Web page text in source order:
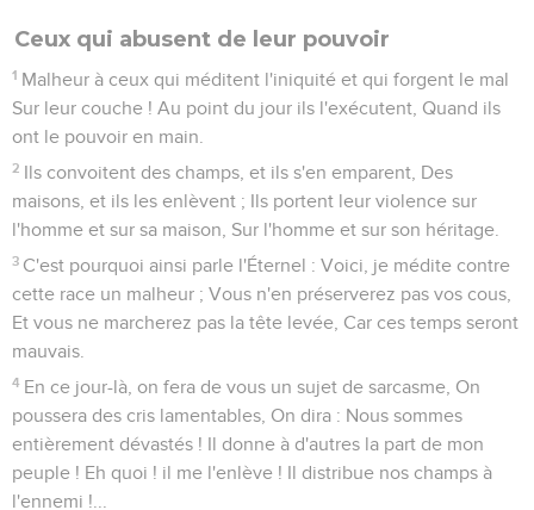
Ceux qui abusent de leur pouvoir
1 Malheur à ceux qui méditent l'iniquité et qui forgent le mal
Sur leur couche ! Au point du jour ils l'exécutent, Quand ils
ont le pouvoir en main.
2 Ils convoitent des champs, et ils s'en emparent, Des
maisons, et ils les enlèvent ; Ils portent leur violence sur
l'homme et sur sa maison, Sur l'homme et sur son héritage.
3 C'est pourquoi ainsi parle l'Éternel : Voici, je médite contre
cette race un malheur ; Vous n'en préserverez pas vos cous,
Et vous ne marcherez pas la tête levée, Car ces temps seront
mauvais.
4 En ce jour-là, on fera de vous un sujet de sarcasme, On
poussera des cris lamentables, On dira : Nous sommes
entièrement dévastés ! Il donne à d'autres la part de mon
peuple ! Eh quoi ! il me l'enlève ! Il distribue nos champs à
l'ennemi !...